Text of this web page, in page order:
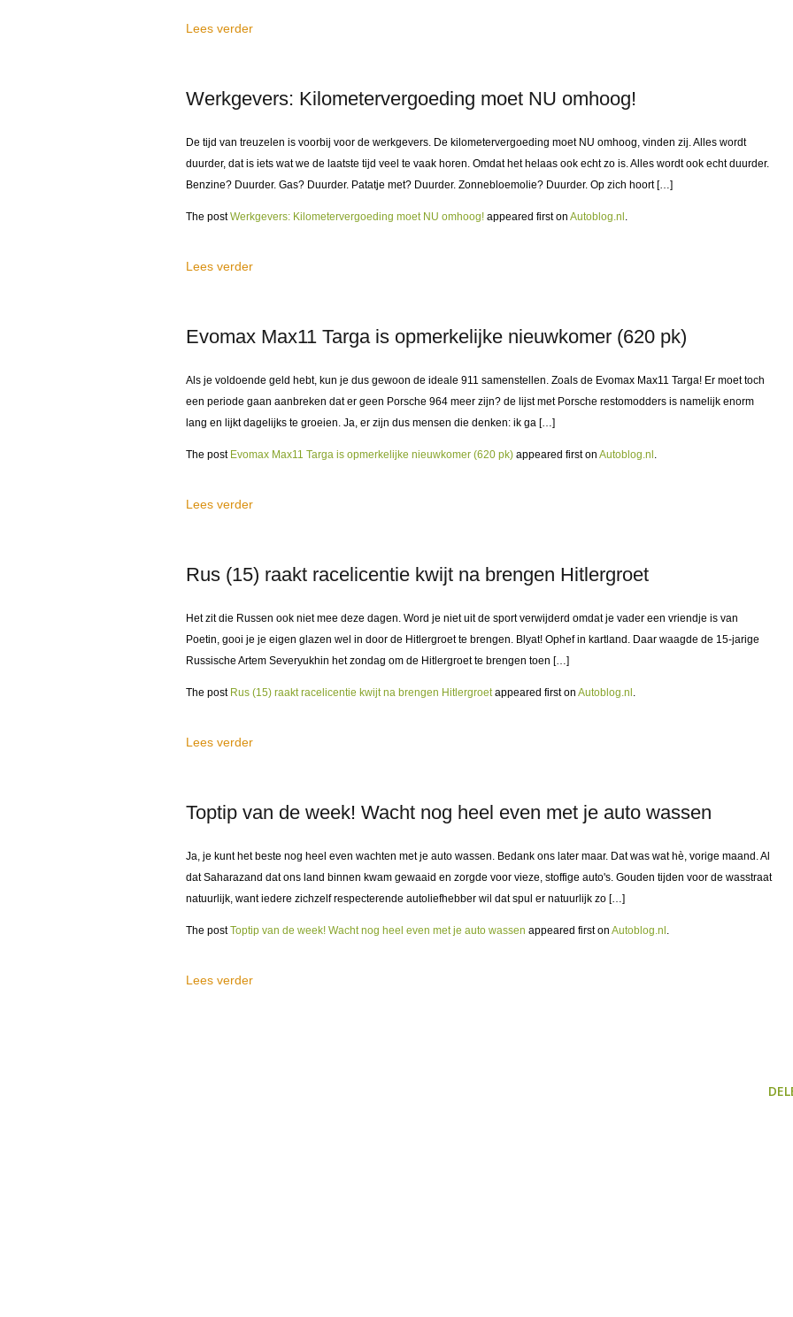
Lees verder
Werkgevers: Kilometervergoeding moet NU omhoog!
De tijd van treuzelen is voorbij voor de werkgevers. De kilometervergoeding moet NU omhoog, vinden zij. Alles wordt
duurder, dat is iets wat we de laatste tijd veel te vaak horen. Omdat het helaas ook echt zo is. Alles wordt ook echt duurder.
Benzine? Duurder. Gas? Duurder. Patatje met? Duurder. Zonnebloemolie? Duurder. Op zich hoort […]
The postWerkgevers: Kilometervergoeding moet NU omhoog! appeared first on Autoblog.nl .
Lees verder
Evomax Max11 Targa is opmerkelijke nieuwkomer (620 pk)
Als je voldoende geld hebt, kun je dus gewoon de ideale 911 samenstellen. Zoals de Evomax Max11 Targa! Er moet toch
een periode gaan aanbreken dat er geen Porsche 964 meer zijn? de lijst met Porsche restomodders is namelijk enorm
lang en lijkt dagelijks te groeien. Ja, er zijn dus mensen die denken: ik ga […]
The post Evomax Max11 Targa is opmerkelijke nieuwkomer (620 pk) appeared first on Autoblog.nl .
Lees verder
Rus (15) raakt racelicentie kwijt na brengen Hitlergroet
Het zit die Russen ook niet mee deze dagen. Word je niet uit de sport verwijderd omdat je vader een vriendje is van
Poetin, gooi je je eigen glazen wel in door de Hitlergroet te brengen. Blyat! Ophef in kartland. Daar waagde de 15-jarige
Russische Artem Severyukhin het zondag om de Hitlergroet te brengen toen […]
The post Rus (15) raakt racelicentie kwijt na brengen Hitlergroetappeared first on Autoblog.nl .
Lees verder
Toptip van de week! Wacht nog heel even met je auto wassen
Ja, je kunt het beste nog heel even wachten met je auto wassen. Bedank ons later maar. Dat was wat hè, vorige maand. Al
dat Saharazand dat ons land binnen kwam gewaaid en zorgde voor vieze, stoffige auto's. Gouden tijden voor de wasstraat
natuurlijk, want iedere zichzelf respecterende autoliefhebber wil dat spul er natuurlijk zo […]
The postToptip van de week! Wacht nog heel even met je auto wassen appeared first on Autoblog.nl .
Lees verder